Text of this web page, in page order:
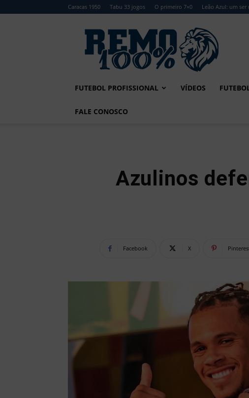
Caracas 1950 Tabu 33 jogos O primeiro 7×0 Leão Azul: um
Remo
FUTEBOL PROFISSIONAL VÍDEOS
FALE CONOSCO
Azulinos
Facebook X